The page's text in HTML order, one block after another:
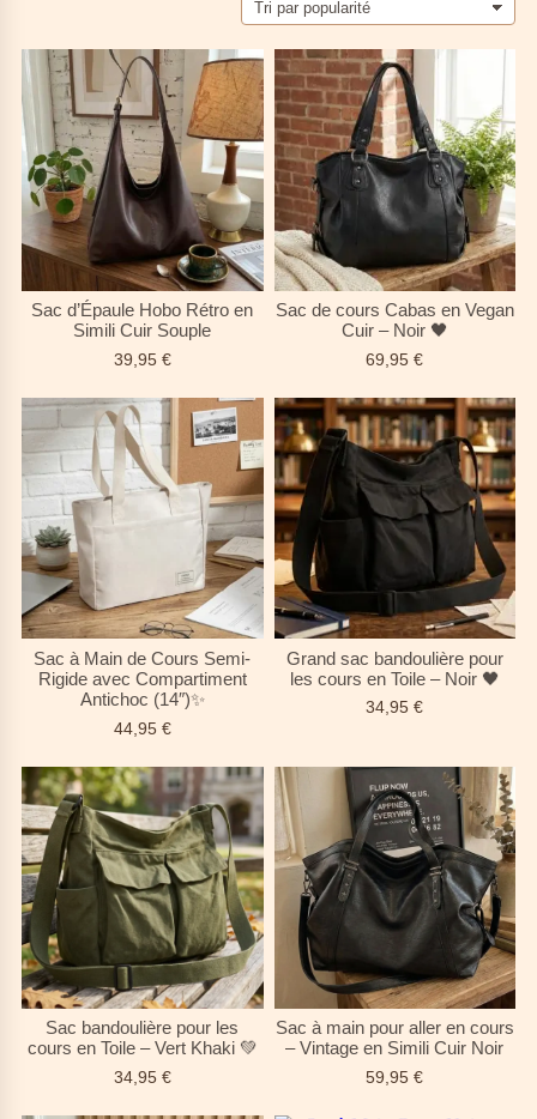
transportent bien plus que l’essentiel.
Sac d’Épaule Hobo Rétro en
Simili Cuir Souple
39,95 €
Sac de cours Cabas en Vegan
Cuir – Noir 🖤
69,95€
Sac à Main de Cours Semi-
Rigide avec Compartiment
Antichoc (14″)✨
44,95 €
Grand sac bandoulière pour
les cours en Toile – Noir 🖤
34,95€
Sac bandoulière pour les
cours en Toile – Vert Khaki 💚
34,95 €
Sac à main pour aller en cours
– Vintage en Simili Cuir Noir
59,95€